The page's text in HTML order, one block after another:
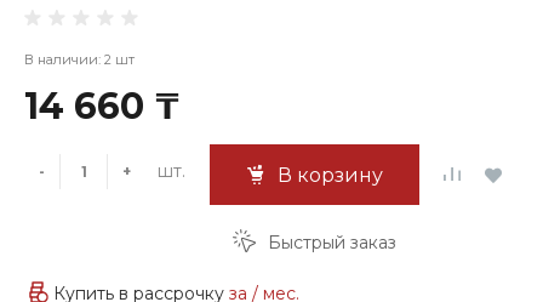
В наличии: 2 шт
14 660 ₸
- + шт. В корзину
Быстрый заказ
Купить в рассрочку за / мес.